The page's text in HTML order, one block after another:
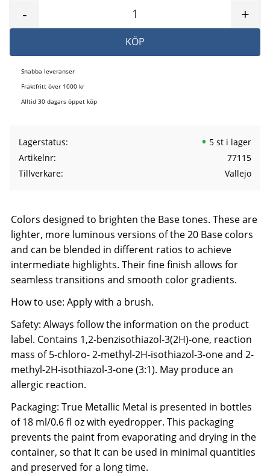
+
-
KÖP
Snabba leveranser
Fraktfritt över 1000 kr
Alltid 30 dagars öppet köp
Lagerstatus
5 st i lager
Artikelnr
77115
Tillverkare
Vallejo
Colors designed to brighten the Base tones. These are
lighter, more luminous versions of the 20 Base colors
and can be blended in different ratios to achieve
intermediate highlights. Their fine finish allows for
seamless transitions and smooth color gradients.
How to use: Apply with a brush.
Safety: Always follow the information on the product
label. Contains 1,2-benzisothiazol-3(2H)-one, reaction
mass of 5-chloro- 2-methyl-2H-isothiazol-3-one and 2-
methyl-2H-isothiazol-3-one (3:1). May produce an
allergic reaction.
Packaging: True Metallic Metal is presented in bottles
of 18 ml/0.6 fl oz with eyedropper. This packaging
prevents the paint from evaporating and drying in the
container, so that It can be used in minimal quantities
and preserved for a long time.